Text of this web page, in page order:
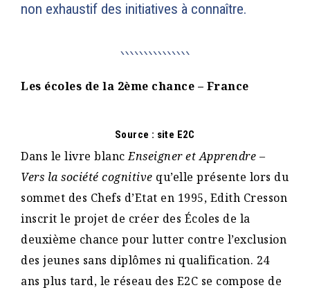
non exhaustif des initiatives à connaître.
Les écoles de la 2ème chance – France
Source : site E2C
Dans le livre blancEnseigner et Apprendre –
Vers la société cognitive qu’elle présente lors du
sommet des Chefs d’Etat en 1995, Edith Cresson
inscrit le projet de créer des Écoles de la
deuxième chance pour lutter contre l’exclusion
des jeunes sans diplômes ni qualification. 24
ans plus tard, le réseau des E2C se compose de